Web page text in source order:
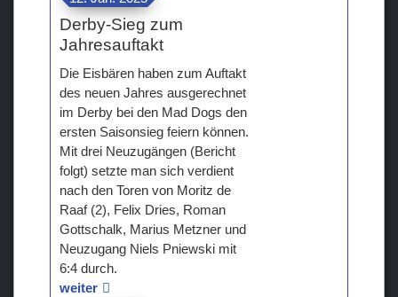
Derby-Sieg zum
Jahresauftakt
Die Eisbären haben zum Auftakt
des neuen Jahres ausgerechnet
im Derby bei den Mad Dogs den
ersten Saisonsieg feiern können.
Mit drei Neuzugängen (Bericht
folgt) setzte man sich verdient
nach den Toren von Moritz de
Raaf (2), Felix Dries, Roman
Gottschalk, Marius Metzner und
Neuzugang Niels Pniewski mit
6:4 durch.
weiter